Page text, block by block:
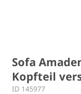
Sofa
Kopfteil
ID 145977